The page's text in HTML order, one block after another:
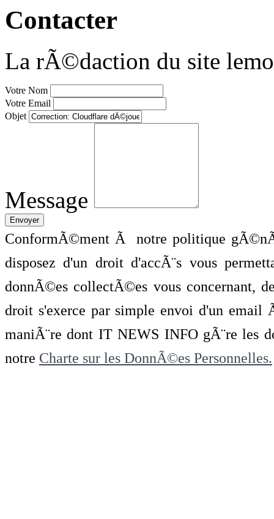
Contacter
La rÃ©daction du site
Votre Nom
Votre Email
Objet
Message
ConformÃ©ment Ã notre politique
disposez d'un droit d'accÃ¨s vous
donnÃ©es collectÃ©es vous concernant,
droit s'exerce par simple envoi d'un
maniÃ¨re dont IT NEWS INFO gÃ¨re les
notre Charte sur les DonnÃ©es Personnelles.